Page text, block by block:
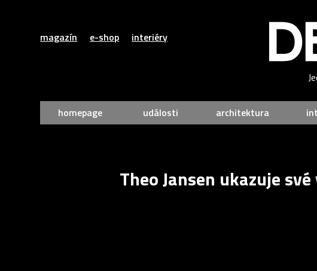
magazín e-shop interiéry
homepage události architektura
Theo Jansen ukazuje